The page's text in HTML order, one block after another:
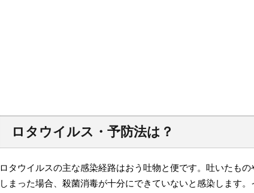
ロタウイルス・予防法は？
ロタウイルスの主な感染経路はおう吐物と便です。吐いたも
しまった場合、殺菌消毒が十分にできていないと感染します